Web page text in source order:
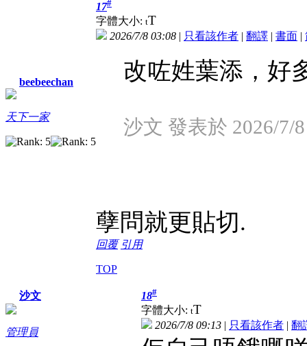
beebeechan
天下一家
17#
字體大小: tT
2026/7/8 03:08 | 只看該作者 | 翻譯 | 書面 |
改咗姓葉添，好
沙文 發表於 2026/7/
孽問就更貼切.
回覆 引用
TOP
沙文
管理員
18#
字體大小: tT
2026/7/8 09:13 | 只看該作者 | 翻